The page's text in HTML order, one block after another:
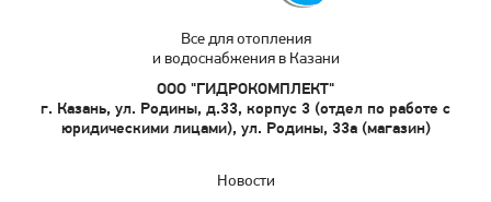
Все для отопления
и водоснабжения в Казани
ООО "ГИДРОКОМПЛЕКТ"
г. Казань, ул. Родины, д.33, корпус 3 (отдел по работе с
юридическими лицами), ул. Родины, 33а (магазин)
Новости